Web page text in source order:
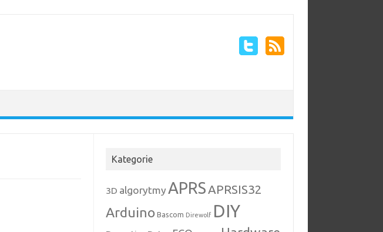
Kategorie
3D algorytmyAPRSAPRSIS32
Arduino Bascom Direwolf DIY